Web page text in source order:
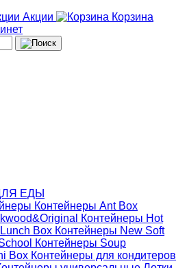
Акции
Корзина
ЕДЫ
Контейнеры Ant Box
Контейнеры Hot
Box Контейнеры New Soft
Контейнеры Soup
Box Контейнеры для кондитеров